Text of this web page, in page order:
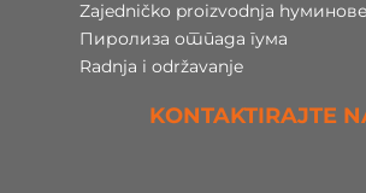
Zajedničko proizvodnja
Пиролиза отпада гума
Radnja i održavanje
KONTAKTIRAJTE